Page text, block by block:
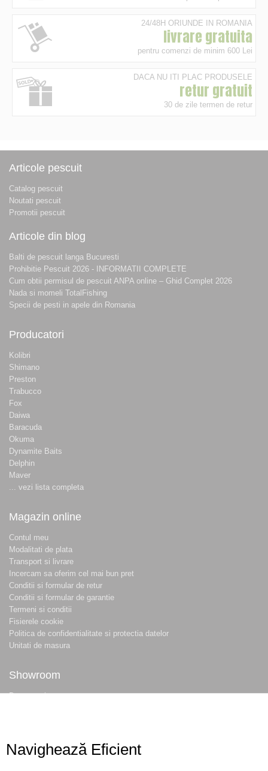
24/48H ORIUNDE IN ROMANIA
livrare gratuita
pentru comenzi de minim 600 Lei
DACA NU ITI PLAC PRODUSELE
retur gratuit
30 de zile termen de retur
Articole pescuit
Catalog pescuit
Noutati pescuit
Promotii pescuit
Articole din blog
Balti de pescuit langa Bucuresti
Prohibitie Pescuit 2026 - INFORMATII COMPLETE
Cum obtii permisul de pescuit ANPA online – Ghid Complet 2026
Nada si momeli TotalFishing
Specii de pesti in apele din Romania
Producatori
Kolibri
Shimano
Preston
Trabucco
Fox
Daiwa
Baracuda
Okuma
Dynamite Baits
Delphin
Maver
... vezi lista completa
Magazin online
Contul meu
Modalitati de plata
Transport si livrare
Incercam sa oferim cel mai bun pret
Conditii si formular de retur
Conditii si formular de garantie
Termeni si conditii
Fisierele cookie
Politica de confidentialitate si protectia datelor
Unitati de masura
Showroom
Despre noi
Navighează Eficient